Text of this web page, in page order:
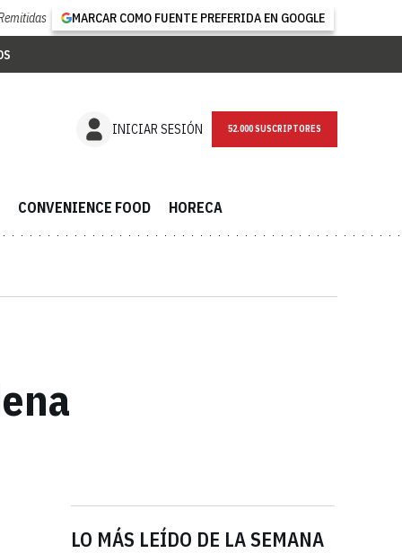
MARCAR COMO FUENTE PREFERIDA EN GOOGLE
INICIAR SESIÓN NEWSLETTER
CONVENIENCE FOOD HORECA
LO MÁS LEÍDO DE LA SEMANA